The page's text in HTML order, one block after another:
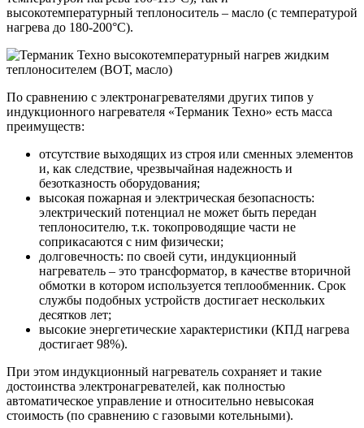
высокотемпературный теплоноситель – масло (с температурой
нагрева до 180-200°С).
По сравнению с электронагревателями других типов у
индукционного нагревателя «Терманик Техно» есть масса
преимуществ:
отсутствие выходящих из строя или сменных элементов
и, как следствие, чрезвычайная надежность и
безотказность оборудования;
высокая пожарная и электрическая безопасность:
электрический потенциал не может быть передан
теплоносителю, т.к. токопроводящие части не
соприкасаются с ним физически;
долговечность: по своей сути, индукционный
нагреватель – это трансформатор, в качестве вторичной
обмотки в котором используется теплообменник. Срок
службы подобных устройств достигает нескольких
десятков лет;
высокие энергетические характеристики (КПД нагрева
достигает 98%).
При этом индукционный нагреватель сохраняет и такие
достоинства электронагревателей, как полностью
автоматическое управление и относительно невысокая
стоимость (по сравнению с газовыми котельными).